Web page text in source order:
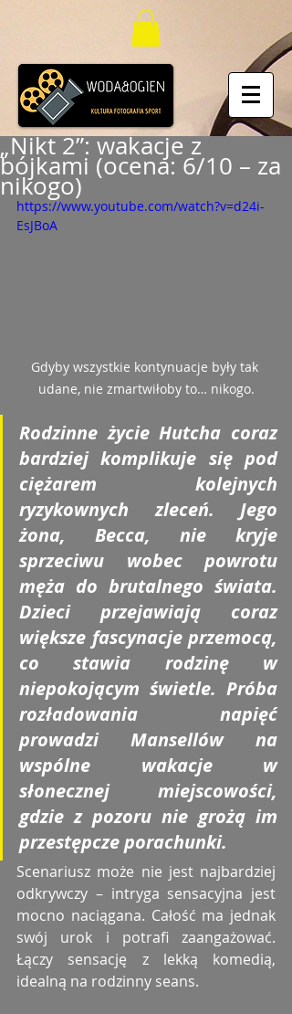
„Nikt 2”: wakacje z
bójkami (ocena: 6/10 – za
nikogo)
https://www.youtube.com/watch?v=d24i-
EsJBoA
Gdyby wszystkie kontynuacje były tak
udane, nie zmartwiłoby to… nikogo.
Rodzinne życie Hutcha coraz
bardziej komplikuje się pod
ciężarem kolejnych
ryzykownych zleceń. Jego
żona, Becca, nie kryje
sprzeciwu wobec powrotu
męża do brutalnego świata.
Dzieci przejawiają coraz
większe fascynacje przemocą,
co stawia rodzinę w
niepokojącym świetle. Próba
rozładowania napięć
prowadzi Mansellów na
wspólne wakacje w
słonecznej miejscowości,
gdzie z pozoru nie grożą im
przestępcze porachunki.
Scenariusz może nie jest najbardziej
odkrywczy – intryga sensacyjna jest
mocno naciągana. Całość ma jednak
swój urok i potrafi zaangażować.
Łączy sensację z lekką komedią,
idealną na rodzinny seans.